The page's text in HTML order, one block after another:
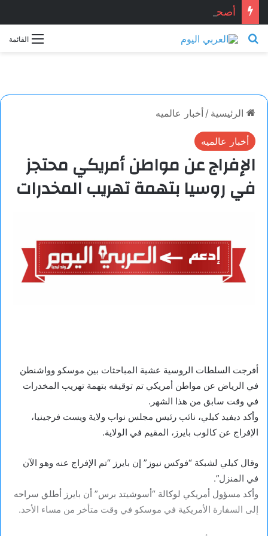
أصحاب الحياد.. بقلم الأديب التونسي: معز ماني
القائمة بحث عن
الرئيسية / أخبار عالميه
أخبار عالميه
الإفراج عن مواطن أمريكي محتجز
في روسيا بتهمة تهريب المخدرات
أفرجت السلطات الروسية عشية المباحثات بين موسكو وواشنطن
في الرياض عن مواطن أمريكي تم توقيفه بتهمة تهريب المخدرات
في وقت سابق من هذا الشهر.
وأكد ديفيد كيلي، نائب رئيس مجلس نواب ولاية ويست فرجينيا،
الإفراج عن كالوب بايرز، المقيم في الولاية.
وقال كيلي لشبكة “فوكس نيوز” إن بايرز “تم الإفراج عنه وهو الآن
في المنزل”.
وأكد مسؤول أمريكي لوكالة “أسوشيتد برس” أن بايرز أطلق سراحه
إلى السفارة الأمريكية في موسكو في وقت متأخر من مساء الأحد.